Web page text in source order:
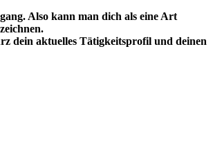
Also kann man dich als eine Art
dein aktuelles Tätigkeitsprofil und deinen